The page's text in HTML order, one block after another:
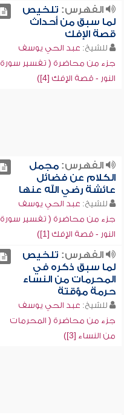
الفهرس: تلخيص
لما سبق من أحداث
قصة الإفك
للشيخ: عبد الحي يوسف
جزء من محاضرة ( تفسير سورة
النور - قصة الإفك [4])
الفهرس:مجمل
الكلام عن فضائل
عائشة رضي الله عنها
للشيخ: عبد الحي يوسف
جزء من محاضرة ( تفسير سورة
النور - قصة الإفك [1])
الفهرس: تلخيص
لما سبق ذكره في
المحرمات من النساء
حرمة مؤقتة
للشيخ: عبد الحي يوسف
جزء من محاضرة ( المحرمات
من النساء [3])